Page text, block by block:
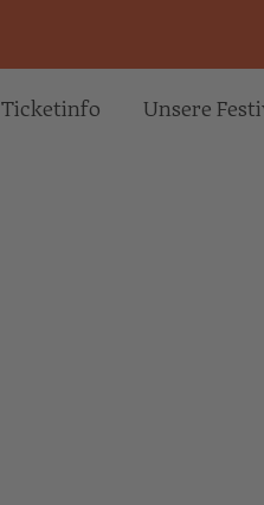
Ticketinfo Unsere